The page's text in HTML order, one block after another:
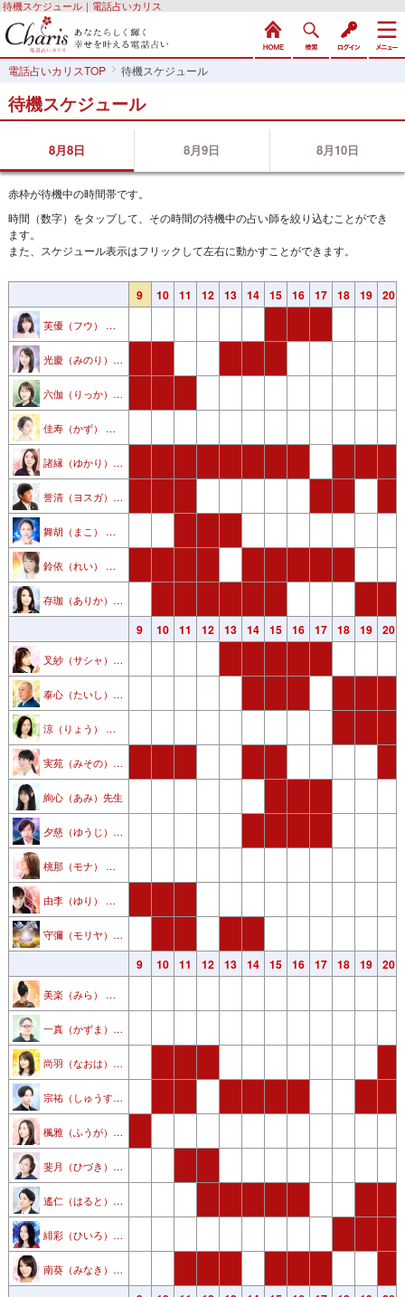
待機スケジュール｜電話占いカリス
電話占いカリスTOP 待機スケジュール
待機スケジュール
8月8日 8月9日 8月10日
赤枠が待機中の時間帯です。
時間（数字）をタップして、その時間の待機中の占い師を絞り込むことができ
ます。
また、スケジュール表示はフリックして左右に動かすことができます。
芙優（フウ） 先生
光慶（みのり） 先生
六伽（りっか） 先生
佳寿（かず） 先生
諸縁（ゆかり）先生
誉清（ヨスガ）先生
舞胡（まこ） 先生
鈴依（れい） 先生
存珈（ありか） 先生
叉紗（サシャ） 先生
泰心（たいし）先生
涼（りょう） 先生
実苑（みその） 先生
絢心（あみ）先生
夕慈（ゆうじ） 先生
桃那（モナ） 先生
由李（ゆり） 先生
守彌（モリヤ）先生
美楽（みら） 先生
一真（かずま） 先生
尚羽（なおは） 先生
宗祐（しゅうすけ） 先生
楓雅（ふうが） 先生
斐月（ひづき）先生
遙仁（はると）先生
緋彩（ひいろ） 先生
南葵（みなき） 先生
9
9
9
10
10
10
11
11
11
12
12
12
13
13
13
14
14
14
15
15
15
16
16
16
17
17
17
18
18
18
19
19
19
20
20
20